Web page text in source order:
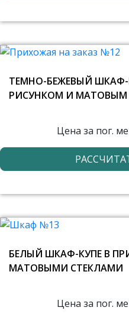
ТЕМНО-БЕЖЕВЫЙ
РИСУНКОМ И МАТОВЫМ
Цена за пог.
БЕЛЫЙ ШКАФ-КУПЕ В
МАТОВЫМИ СТЕКЛАМИ
Цена за пог.